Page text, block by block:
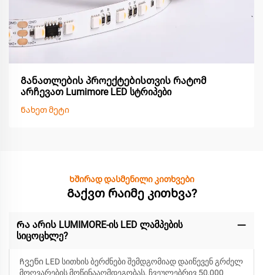
Განათლების პროექტებისთვის რატომ
არჩევათ Lumimore LED სტრიპები
Ნახეთ მეტი
Ხშირად დასმენილი კითხვები
Გაქვთ რაიმე კითხვა?
Რა არის LUMIMORE-ის LED ლამპების
სიცოცხლე?
Ჩვენი LED სითხის ბერძნები შემდგომიად დაიწევენგრძელ
მოღვარების მოწინააღმდეგობას, ჩვეულებრივ 50,000